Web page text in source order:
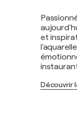
et
Découvrir